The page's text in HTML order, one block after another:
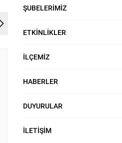
ŞUBELERİMİZ
ETKİNLİKLER
İLÇEMİZ
HABERLER
DUYURULAR
İLETİŞİM